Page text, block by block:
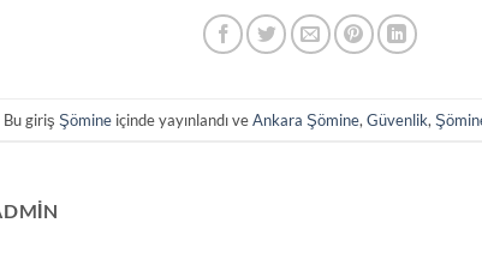
Bu giriş Şömineiçinde yayınlandı veAnkara Şömine, Güvenlik,